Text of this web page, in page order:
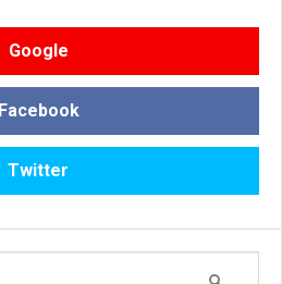
Google
Facebook
Twitter